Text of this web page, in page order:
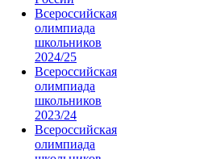
Всероссийская
олимпиада
школьников
2024/25
Всероссийская
олимпиада
школьников
2023/24
Всероссийская
олимпиада